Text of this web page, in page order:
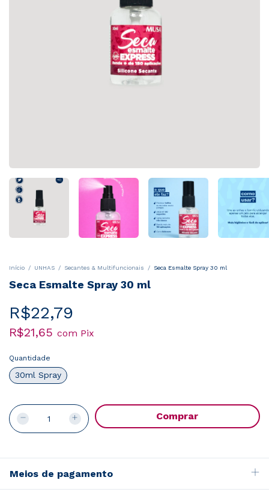
Início / UNHAS / Secantes & Multifuncionais / Seca Esmalte Spray 30 ml
Seca Esmalte Spray 30 ml
R$22,79
R$21,65 com Pix
Quantidade
30ml Spray
Meios de pagamento